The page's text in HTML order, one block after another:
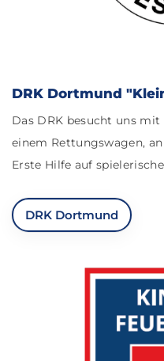
DRK Dortmund
Das DRK besucht uns
einem Rettungswagen,
Erste Hilfe auf
DRK Dortmund